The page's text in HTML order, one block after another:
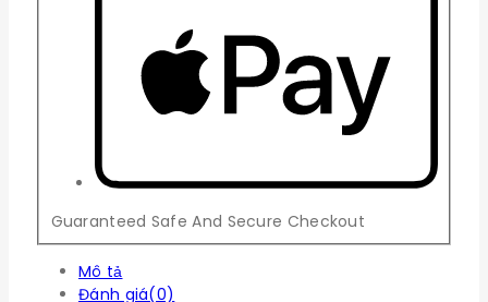
Guaranteed Safe And Secure Checkout
Mô tả
Đánh giá(0)